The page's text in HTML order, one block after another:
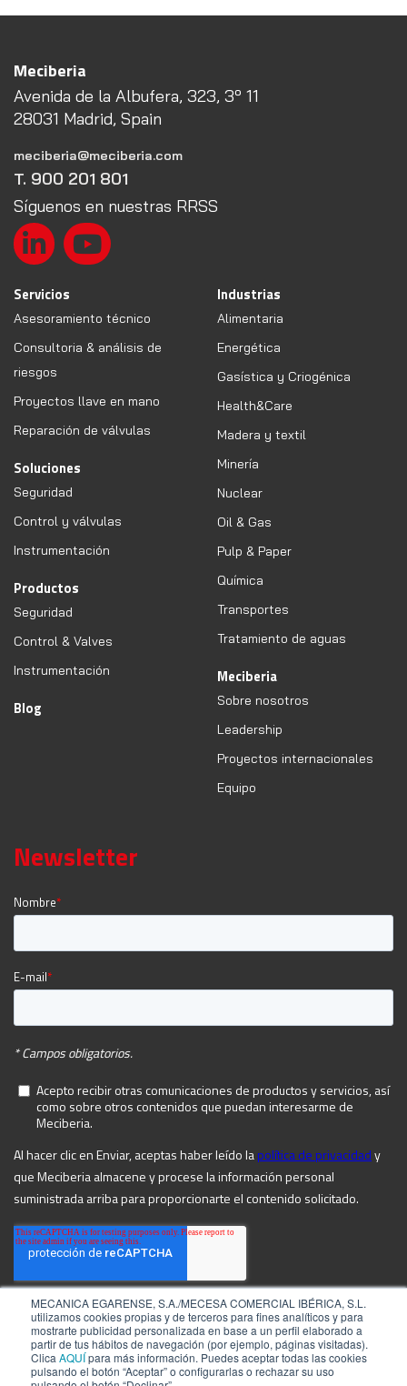
MECANICA EGARENSE, S.A./MECESA COMERCIAL IBÉRICA, S.L.
utilizamos cookies propias y de terceros para fines analíticos y para
mostrarte publicidad personalizada en base a un perfil elaborado a
partir de tus hábitos de navegación (por ejemplo, páginas visitadas).
Clica AQUÍpara más información. Puedes aceptar todas las cookies
pulsando el botón “Aceptar” o configurarlas o rechazar su uso
Meciberia
Avenida de la Albufera, 323, 3º 11
28031 Madrid, Spain
meciberia@meciberia.com
T. 900 201 801
Síguenos en nuestras RRSS
Servicios
Asesoramiento técnico
Consultoria & análisis de
riesgos
Proyectos llave en mano
Reparación de válvulas
Soluciones
Seguridad
Control y válvulas
Instrumentación
Productos
Seguridad
Control & Valves
Instrumentación
Blog
Industrias
Alimentaria
Energética
Gasística y Criogénica
Health&Care
Madera y textil
Minería
Nuclear
Oil & Gas
Pulp & Paper
Química
Transportes
Tratamiento de aguas
Meciberia
Sobre nosotros
Leadership
Proyectos internacionales
Equipo